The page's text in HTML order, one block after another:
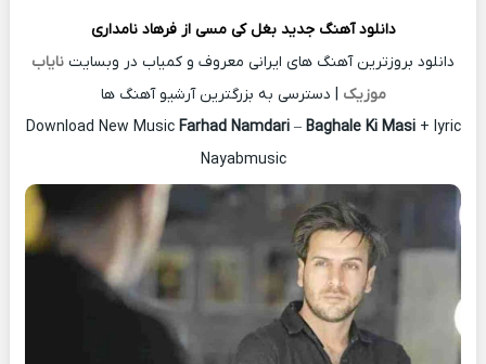
دانلود آهنگ جدید بغل کی مسی ازفرهاد نامداری
دانلود بروزترین آهنگ های ایرانی معروف و کمیاب در وبسایت نایاب
موزیک | دسترسی به بزرگترین آرشیو آهنگ ها
Download New Music Farhad Namdari– Baghale Ki Masi+ lyric
Nayabmusic